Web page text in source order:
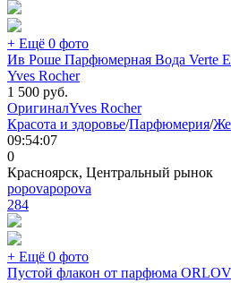
+ Ещё 0 фото
Ив Роше Парфюмерная Вода Verte
Yves Rocher
1 500 руб.
ОригиналYves Rocher
Красота и здоровье/Парфюмерия/
09:54:07
0
Красноярск, Центральный рынок
popovapopova
284
+ Ещё 0 фото
Пустой флакон от парфюма ORLOV